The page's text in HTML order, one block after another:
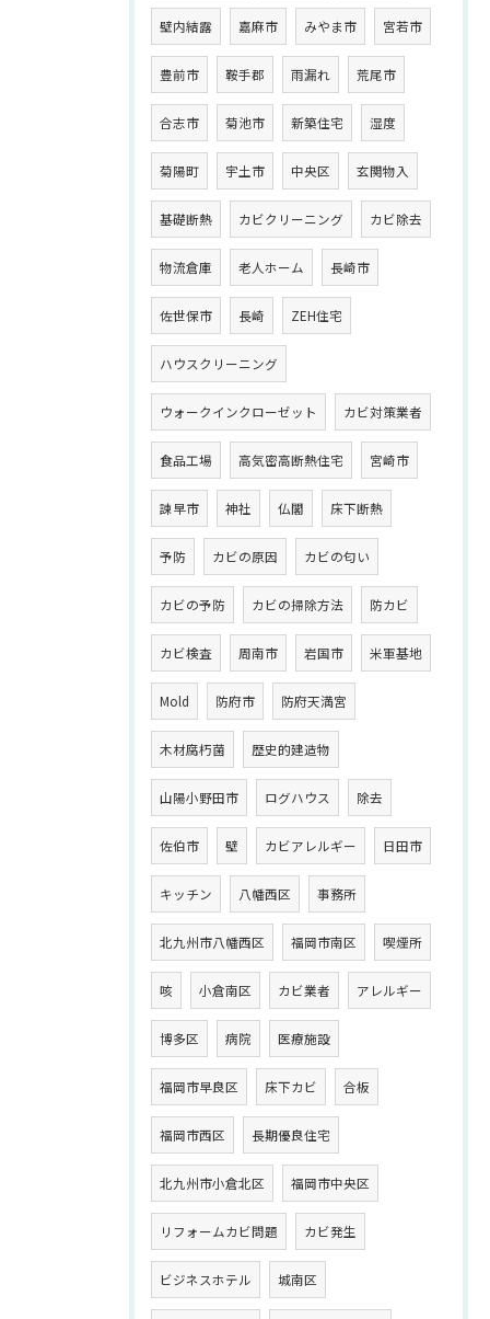
壁内結露 嘉麻市 みやま市 宮若市
豊前市 鞍手郡 雨漏れ 荒尾市
合志市 菊池市 新築住宅 湿度
菊陽町 宇土市 中央区 玄関物入
基礎断熱 カビクリーニング カビ除去
物流倉庫 老人ホーム 長崎市
佐世保市 長崎 ZEH住宅
ハウスクリーニング
ウォークインクローゼット カビ対策業者
食品工場 高気密高断熱住宅 宮崎市
諫早市 神社 仏閣 床下断熱
予防 カビの原因 カビの匂い
カビの予防 カビの掃除方法 防カビ
カビ検査 周南市 岩国市 米軍基地
Mold 防府市 防府天満宮
木材腐朽菌 歴史的建造物
山陽小野田市 ログハウス 除去
佐伯市 壁 カビアレルギー 日田市
キッチン 八幡西区 事務所
北九州市八幡西区 福岡市南区 喫煙所
咳 小倉南区 カビ業者 アレルギー
博多区 病院 医療施設
福岡市早良区 床下カビ 合板
福岡市西区 長期優良住宅
北九州市小倉北区 福岡市中央区
リフォームカビ問題 カビ発生
ビジネスホテル 城南区